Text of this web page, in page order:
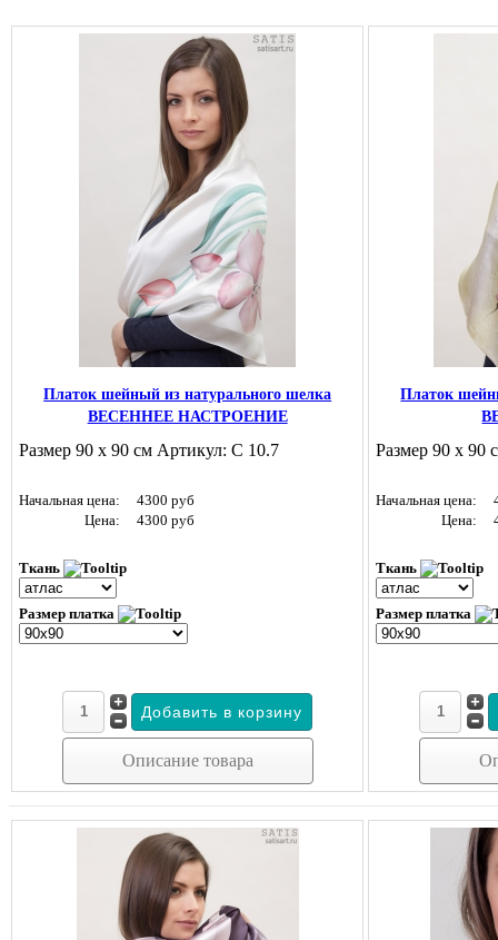
Платок шейный из натурального шелка
ВЕСЕННЕЕ НАСТРОЕНИЕ
Размер 90 х 90 см Артикул: С 10.7
Начальная цена:
4300 руб
Цена:
4300 руб
Ткань
Размер платка
Описание товара
Платок
Размер 90 х 90
Начальная цена:
Цена:
Ткань
Размер платка